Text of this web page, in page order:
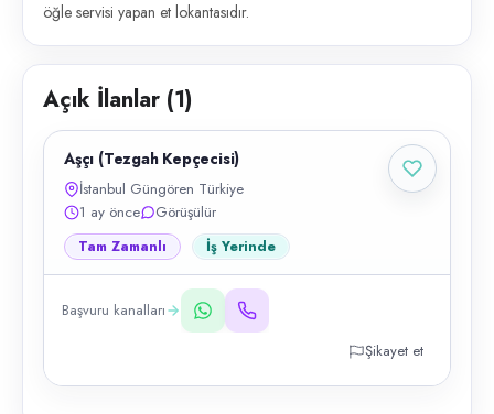
öğle servisi yapan et lokantasıdır.
Açık İlanlar (1)
Aşçı (Tezgah Kepçecisi)
İstanbul Güngören Türkiye
1 ay önce
Görüşülür
Tam Zamanlı İş Yerinde
Başvuru kanalları
Şikayet et